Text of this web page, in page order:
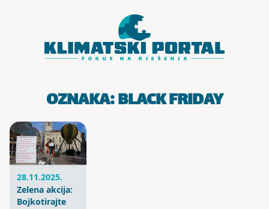
OZNAKA:BLACK FRIDAY
28.11.2025.
Zelena akcija:
Bojkotirajte